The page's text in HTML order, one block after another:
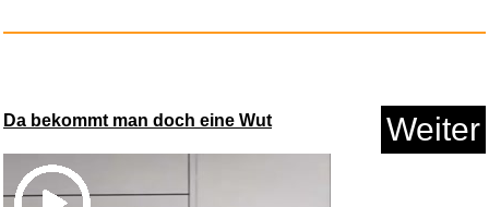
Da bekommt man doch eine Wut Weiter